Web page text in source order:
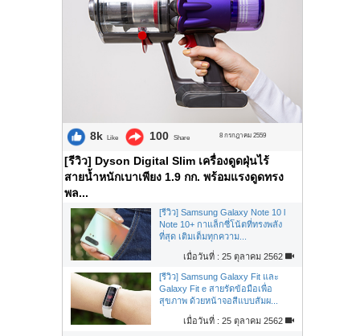
8k Like 100 Share 8 กรกฎาคม 2559
[รีวิว] Dyson Digital Slim เครื่องดูดฝุ่นไร้
สายน้ำหนักเบาเพียง 1.9 กก. พร้อมแรงดูดทรง
พล...
[รีวิว] Samsung Galaxy Note 10 l
Note 10+ กาแล็กซี่โน้ตที่ทรงพลัง
ที่สุด เติมเต็มทุกความ...
เมื่อวันที่ : 25 ตุลาคม 2562
[รีวิว] Samsung Galaxy Fit และ
Galaxy Fit e สายรัดข้อมือเพื่อ
สุขภาพ ด้วยหน้าจอสีแบบสัมผ...
เมื่อวันที่ : 25 ตุลาคม 2562